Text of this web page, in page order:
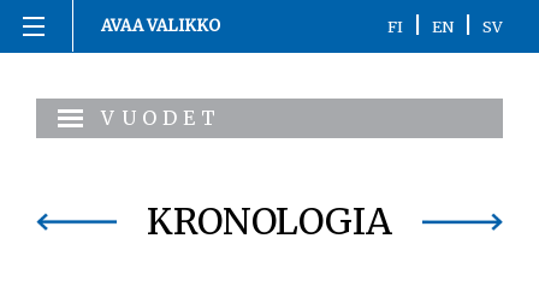
sisältöön
AVAA VALIKKO FI EN| SV
1863-1916
VUODET
KRONOLOGIA